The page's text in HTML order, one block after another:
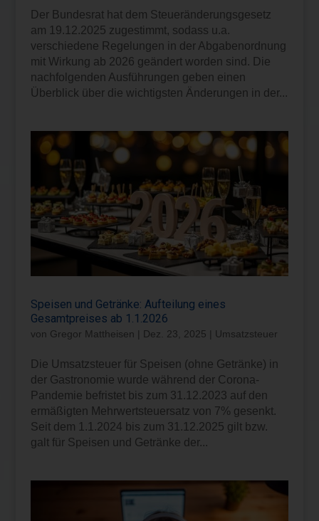
Der Bundesrat hat dem Steueränderungsgesetz
am 19.12.2025 zugestimmt, sodass u.a.
verschiedene Regelungen in der Abgabenordnung
mit Wirkung ab 2026 geändert worden sind. Die
nachfolgenden Ausführungen geben einen
Überblick über die wichtigsten Änderungen in der...
Speisen und Getränke: Aufteilung eines
Gesamtpreises ab 1.1.2026
von Gregor Mattheisen Dez. 23, 2025 Umsatzsteuer
Die Umsatzsteuer für Speisen (ohne Getränke) in
der Gastronomie wurde während der Corona-
Pandemie befristet bis zum 31.12.2023 auf den
ermäßigten Mehrwertsteuersatz von 7% gesenkt.
Seit dem 1.1.2024 bis zum 31.12.2025 gilt bzw.
galt für Speisen und Getränke der...